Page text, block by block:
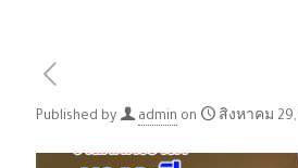
Published by admin on สิงหาคม 29,